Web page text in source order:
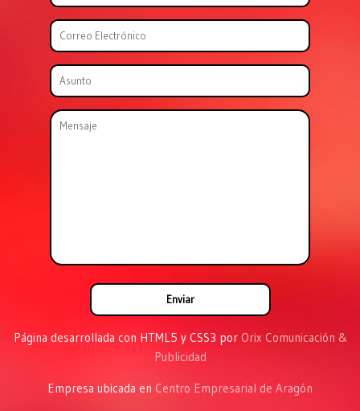
Página desarrollada con HTML5 y CSS3 por Orix Comunicación &
Publicidad
Empresa ubicada en Centro Empresarial de Aragón